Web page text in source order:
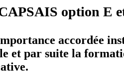
option E
accordée
et par suite la